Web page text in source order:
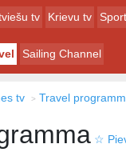
tv Krievu tv
Sailing Channel
tv Travel
☆